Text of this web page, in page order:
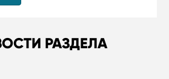
РАЗДЕЛА